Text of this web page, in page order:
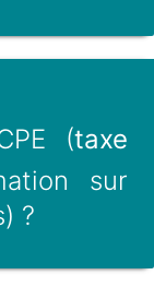
(taxe
sur
?